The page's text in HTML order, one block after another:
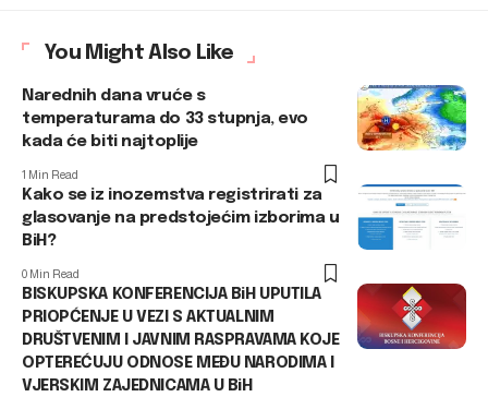
You Might Also Like
Narednih dana vruće s
temperaturama do 33 stupnja, evo
kada će biti najtoplije
1 Min Read
Kako se iz inozemstva registrirati za
glasovanje na predstojećim izborima u
BiH?
0 Min Read
BISKUPSKA KONFERENCIJA BiH UPUTILA
PRIOPĆENJE U VEZI S AKTUALNIM
DRUŠTVENIM I JAVNIM RASPRAVAMA KOJE
OPTEREĆUJU ODNOSE MEĐU NARODIMA I
VJERSKIM ZAJEDNICAMA U BiH